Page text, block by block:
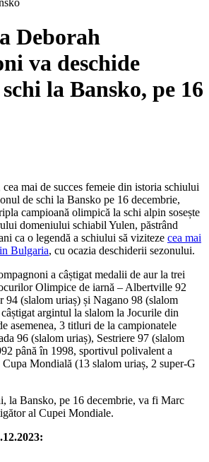
Deborah
va deschide
la Bansko, pe 16
mai de succes femeie din istoria schiului
de schi la Bansko pe 16 decembrie,
campioană olimpică la schi alpin sosește
domeniului schiabil Yulen, păstrând
ca o legendă a schiului să viziteze cea mai
Bulgaria, cu ocazia deschiderii sezonului.
a câștigat medalii de aur la trei
Olimpice de iarnă – Albertville 92
94 (slalom uriaș) și Nagano 98 (slalom
argintul la slalom la Jocurile din
asemenea, 3 titluri de la campionatele
96 (slalom uriaș), Sestriere 97 (slalom
până în 1998, sportivul polivalent a
Mondială (13 slalom uriaș, 2 super-G
la Bansko, pe 16 decembrie, va fi Marc
al Cupei Mondiale.